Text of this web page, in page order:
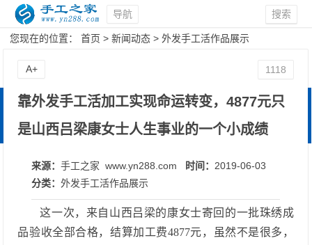
搜索
导航
您现在的位置：首页 >新闻动态 >外发手工活作品展示
靠外发手工活加工实现命运转变，4877元只
是山西吕梁康女士人生事业的一个小成绩
来源：手工之家 www.yn288.com 时间： 2019-06-03
分类：外发手工活作品展示
这一次，来自山西吕梁的康女士寄回的一批珠绣成
品验收全部合格，结算加工费4877元，虽然不是很多，
1118
A+